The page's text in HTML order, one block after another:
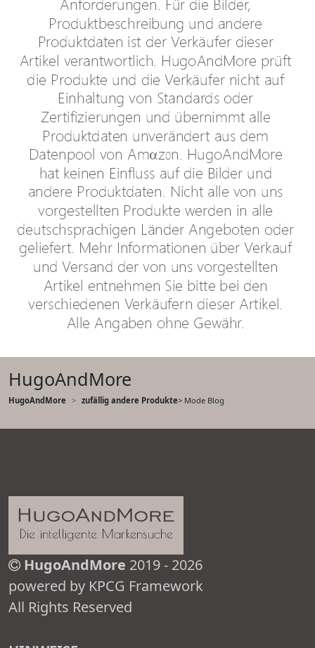
HugoAndMore
HugoAndMore zufällig andere Produkte> Mode Blog
HugoAndMore 2019 - 2026
powered by KPCG Framework
All Rights Reserved